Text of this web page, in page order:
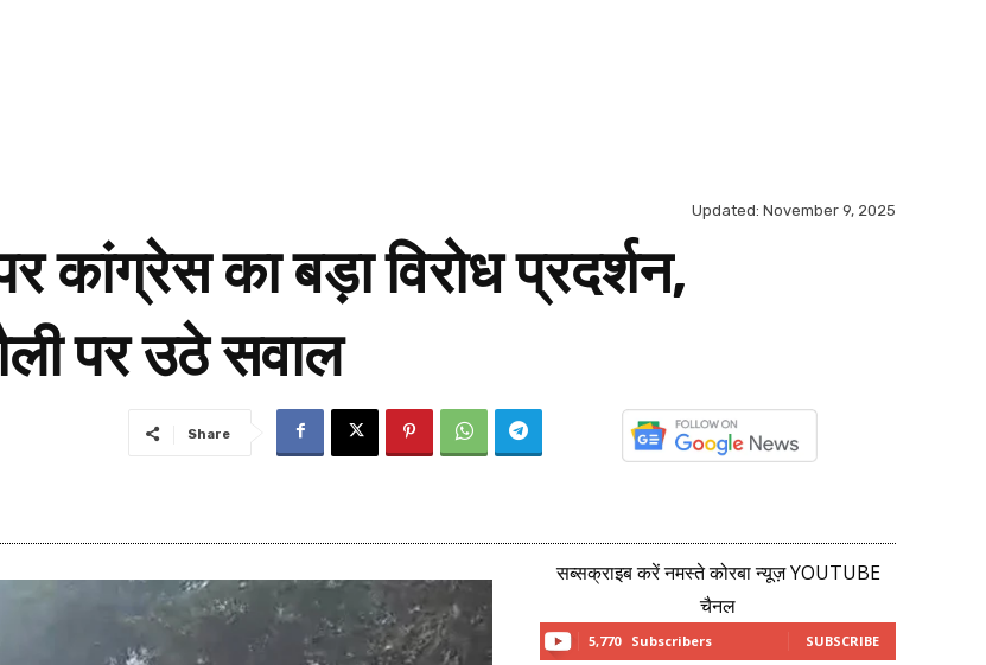
Updated: November 9, 2025
कांग्रेस का बड़ा विरोध प्रदर्शन,
पर उठे सवाल
Share
सब्सक्राइब करें नमस्ते कोरबा न्यूज़ YOUTUBE
चैनल
5,770 Subscribers SUBSCRIBE